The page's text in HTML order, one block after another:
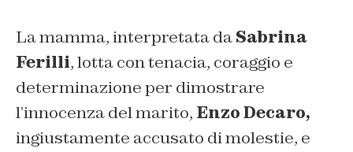
La mamma, interpretata daSabrina
Ferilli, lotta con tenacia, coraggio e
determinazione per dimostrare
l’innocenza del marito, Enzo Decaro,
ingiustamente accusato di molestie, e